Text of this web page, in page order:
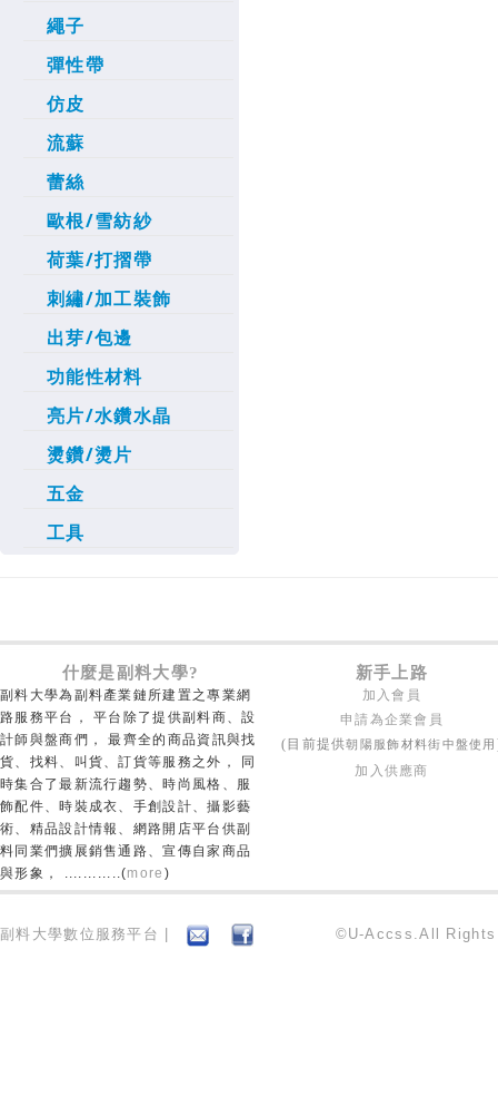
繩子
彈性帶
仿皮
流蘇
蕾絲
歐根/雪紡紗
荷葉/打摺帶
刺繡/加工裝飾
出芽/包邊
功能性材料
亮片/水鑽水晶
燙鑽/燙片
五金
工具
什麼是副料大學? 新手上路
副料大學為副料產業鏈所建置之專業網
路服務平台， 平台除了提供副料商、設
計師與盤商們， 最齊全的商品資訊與找
貨、找料、叫貨、訂貨等服務之外， 同
時集合了最新流行趨勢、時尚風格、服
飾配件、時裝成衣、手創設計、攝影藝
術、精品設計情報、網路開店平台供副
料同業們擴展銷售通路、宣傳自家商品
與形象， ............(more )
加入會員
申請為企業會員
(目前提供朝陽服飾材料街中盤使用
加入供應商
副料大學數位服務平台 | ©U-Accss.All Rights